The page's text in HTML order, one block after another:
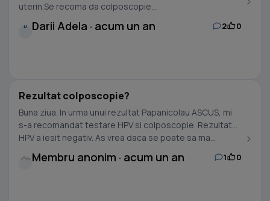
uterin.Se recoma da colposcopie...
D Darii Adela · acum un an 2 0
Rezultat colposcopie?
Buna ziua. In urma unui rezultat Papanicolau ASCUS, mi
s-a recomandat testare HPV si colposcopie. Rezultatul
HPV a iesit negativ. As vrea daca se poate sa ma...
Membru anonim · acum un an 1 0